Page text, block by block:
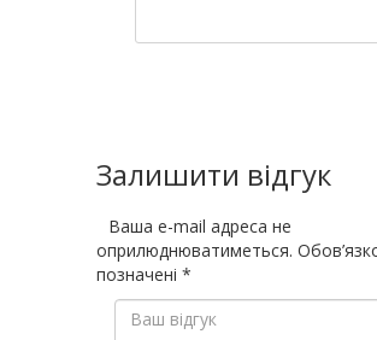
Залишити відгук
Ваша e-mail адреса не
оприлюднюватиметься.
позначені *